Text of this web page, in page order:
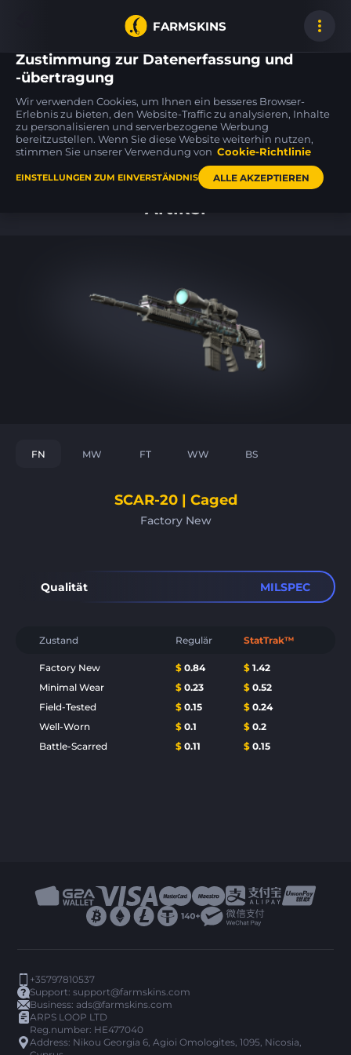
FARMSKINS
4
UMP-45
Oscillator FN 3
M4A1-S
Wash me plz BS 0
M4A4
Choppa
Artikel
FN MW FT WW BS
SCAR-20 | Caged
Factory New
Qualität MILSPEC
Zustand Regulär StatTrak™
Factory New $ 0.84 $ 1.42
Minimal Wear
$ 0.23 $ 0.52
Field-Tested
$ 0.15 $ 0.24
Well-Worn
$ 0.1 $ 0.2
Battle-Scarred
$ 0.11 $ 0.15
+35797810537
Support:support@farmskins.com
Business:ads@farmskins.com
ARPS LOOP LTD
Reg.number: HE477040
Address: Nikou Georgia 6, Agioi Omologites, 1095, Nicosia,
Zustimmung zur Datenerfassung und
-übertragung
Wir verwenden Cookies, um Ihnen ein besseres Browser-
Erlebnis zu bieten, den Website-Traffic zu analysieren, Inhalte
zu personalisieren und serverbezogene Werbung
bereitzustellen. Wenn Sie diese Website weiterhin nutzen,
stimmen Sie unserer Verwendung von Cookie-Richtlinie
EINSTELLUNGEN ZUM EINVERSTÄNDNIS ALLE AKZEPTIEREN